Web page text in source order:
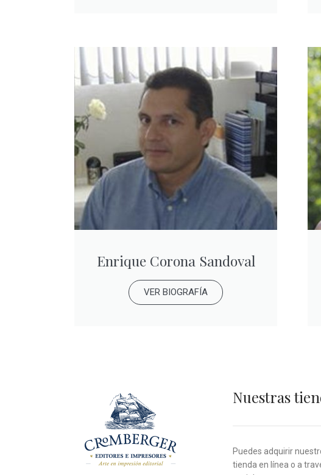
Enrique Corona Sandoval
VER BIOGRAFÍA
Nuestras
Puedes adquirir
tienda en línea o a